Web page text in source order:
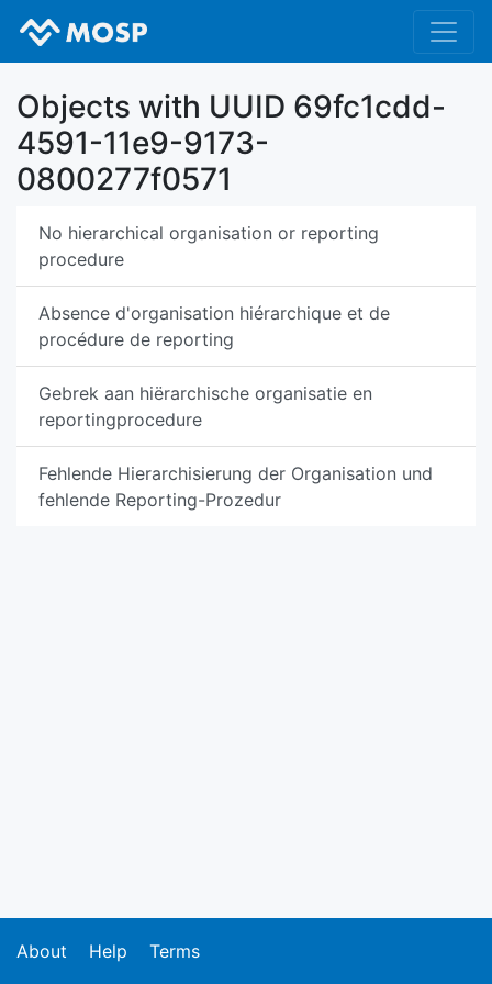
Objects with UUID 69fc1cdd-
4591-11e9-9173-
0800277f0571
No hierarchical organisation or reporting
procedure
Absence d'organisation hiérarchique et de
procédure de reporting
Gebrek aan hiërarchische organisatie en
reportingprocedure
Fehlende Hierarchisierung der Organisation und
fehlende Reporting-Prozedur
About Help Terms